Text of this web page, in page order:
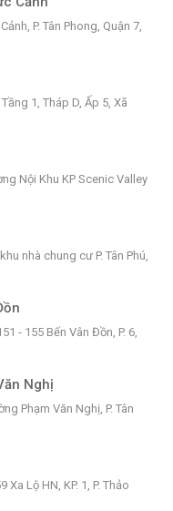
P. Tân Phong, Quận 7,
1, Tháp D, Ấp 5, Xã
Nội Khu KP Scenic Valley
nhà chung cư P. Tân Phú,
- 155 Bến Vân Đồn, P. 6,
Nghị
Phạm Văn Nghị, P. Tân
Lộ HN, KP. 1, P. Thảo